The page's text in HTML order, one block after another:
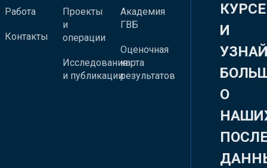
Работа
Контакты
Проекты
и
операции
Исследования
и публикации
Академия
ГВБ
Оценочная
карта
результатов
КУРСЕ
И
О